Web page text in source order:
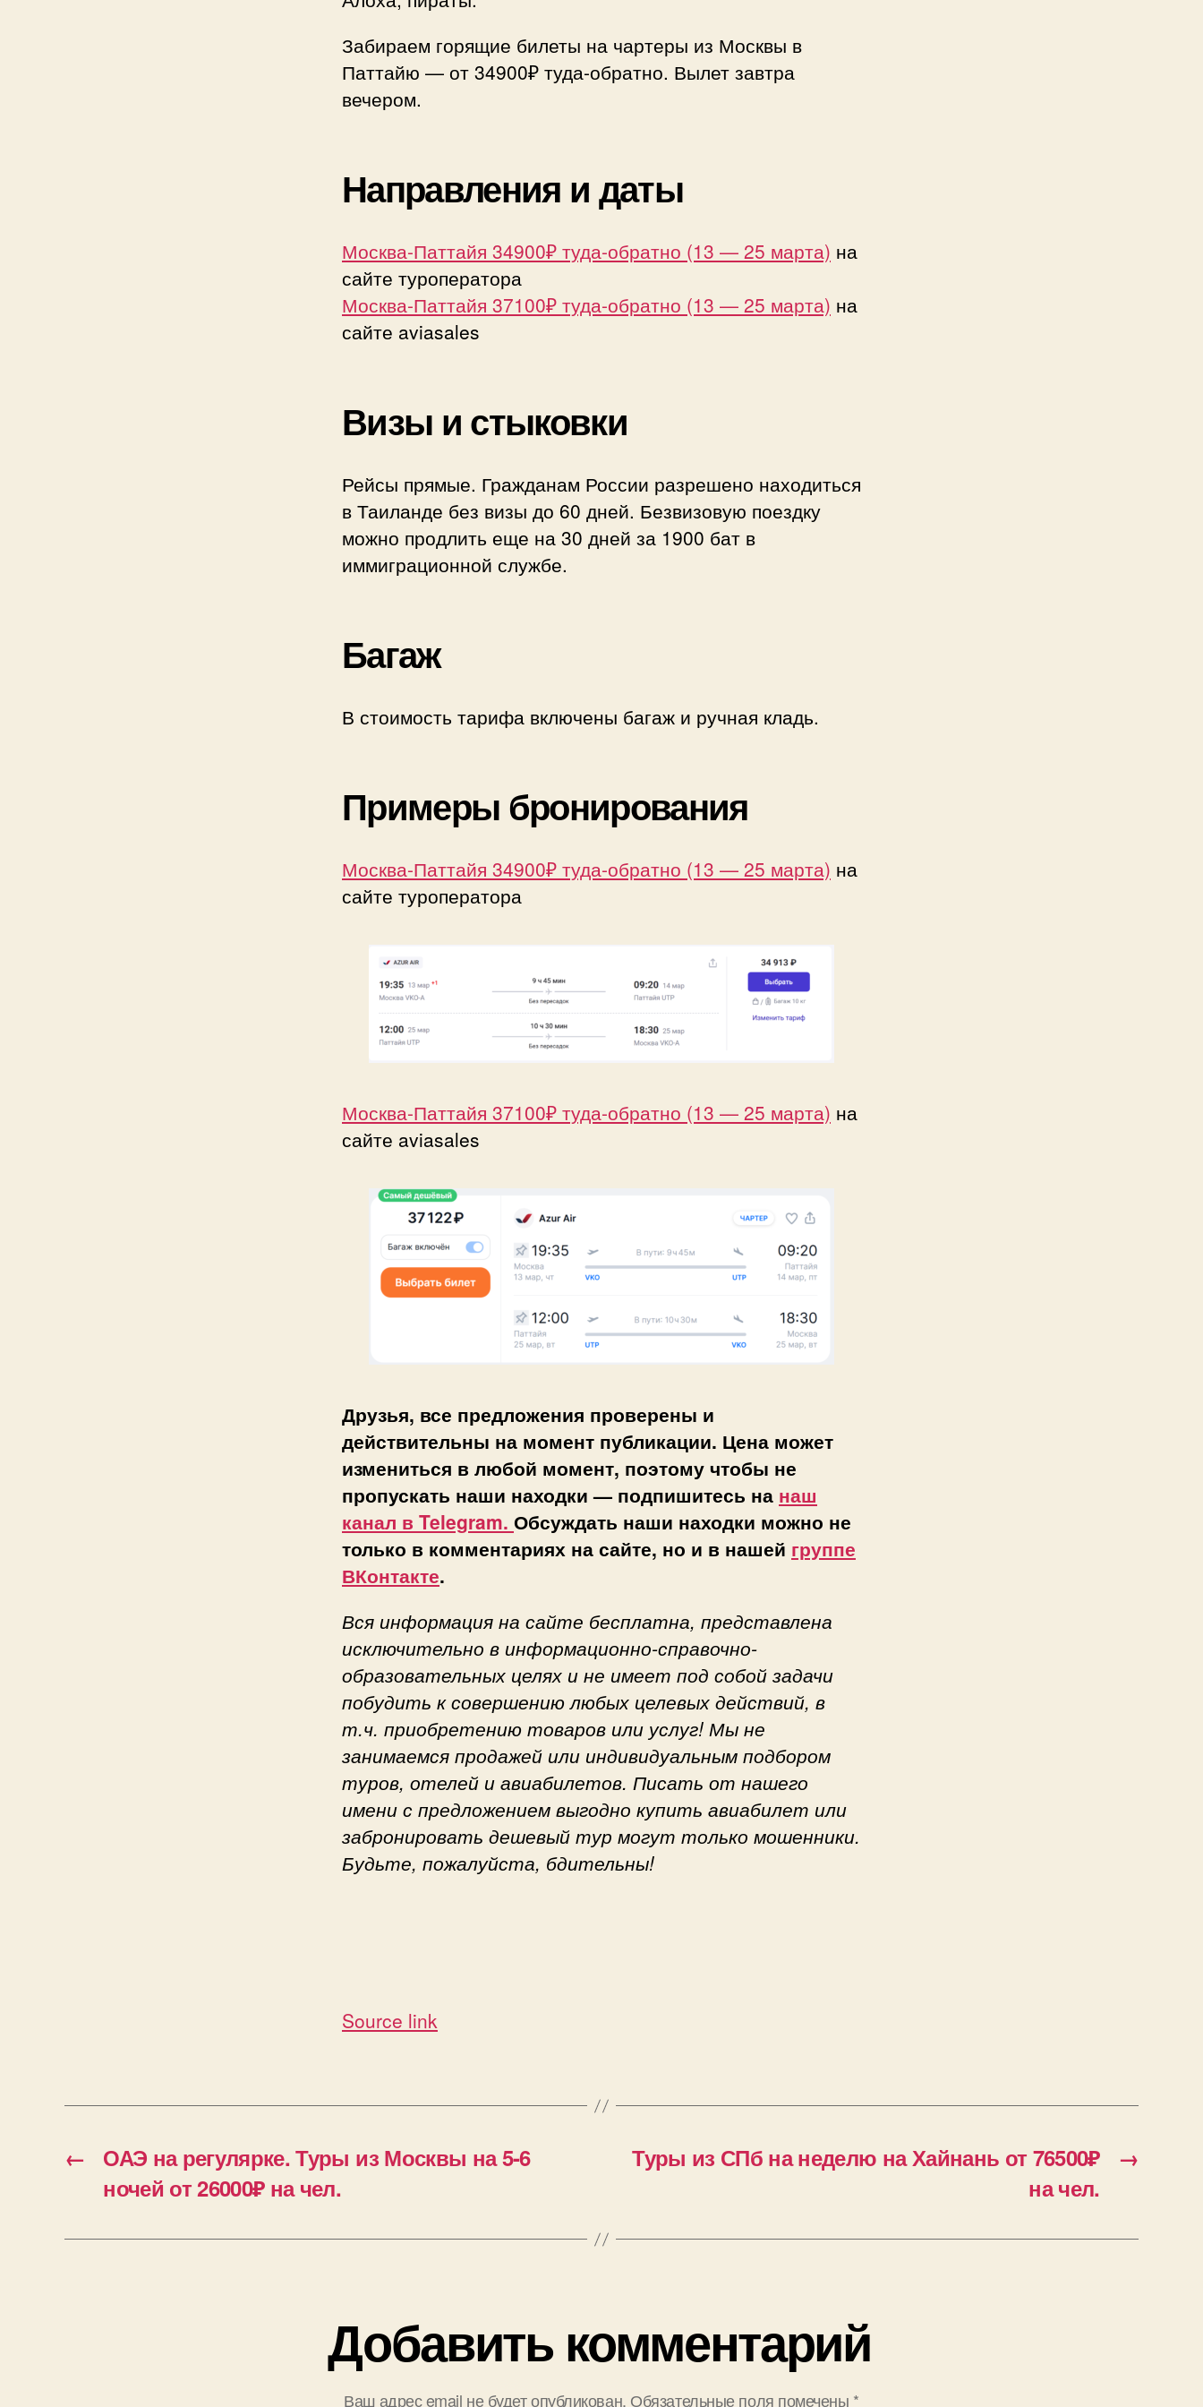
завтра)
Забираем горящие билеты на чартеры из Москвы в
Паттайю — от 34900₽ туда-обратно. Вылет завтра
вечером.
Направления и даты
Москва-Паттайя 34900₽ туда-обратно (13 — 25 марта) на
сайте туроператора
Москва-Паттайя 37100₽ туда-обратно (13 — 25 марта) на
сайте aviasales
Визы и стыковки
Рейсы прямые. Гражданам России разрешено находиться
в Таиланде без визы до 60 дней. Безвизовую поездку
можно продлить еще на 30 дней за 1900 бат в
иммиграционной службе.
Багаж
В стоимость тарифа включены багаж и ручная кладь.
Примеры бронирования
Москва-Паттайя 34900₽ туда-обратно (13 — 25 марта) на
сайте туроператора
Москва-Паттайя 37100₽ туда-обратно (13 — 25 марта) на
сайте aviasales
Друзья, все предложения проверены и
действительны на момент публикации. Цена может
измениться в любой момент, поэтому чтобы не
пропускать наши находки — подпишитесь на наш
канал в Telegram. Обсуждать наши находки можно не
только в комментариях на сайте, но и в нашей группе
ВКонтакте.
Вся информация на сайте бесплатна, представлена
исключительно в информационно-справочно-
образовательных целях и не имеет под собой задачи
побудить к совершению любых целевых действий, в
т.ч. приобретению товаров или услуг! Мы не
занимаемся продажей или индивидуальным подбором
туров, отелей и авиабилетов. Писать от нашего
имени с предложением выгодно купить авиабилет или
забронировать дешевый тур могут только мошенники.
Будьте, пожалуйста, бдительны!
Source link
←
ОАЭ на регулярке. Туры из Москвы на 5-6
ночей от 26000₽ на чел.
→
Туры из СПб на неделю на Хайнань от 76500₽
на чел.
Добавить комментарий
Ваш адрес email не будет опубликован. Обязательные поля помечены *